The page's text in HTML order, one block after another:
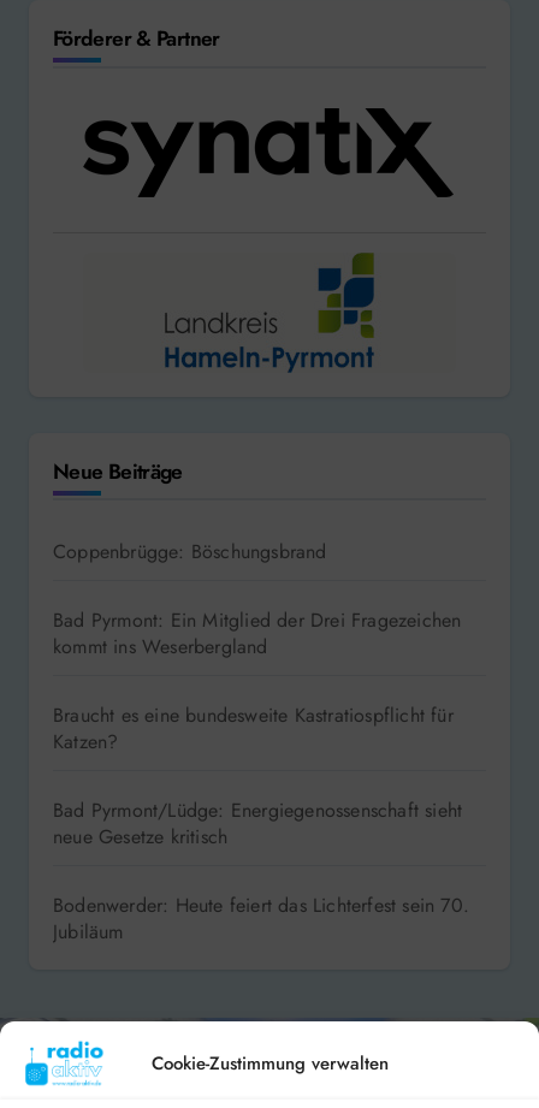
Cookie-Zustimmung verwalten
Förderer & Partner
Neue Beiträge
Coppenbrügge: Böschungsbrand
Bad Pyrmont: Ein Mitglied der Drei Fragezeichen
kommt ins Weserbergland
Braucht es eine bundesweite Kastratiospflicht für
Katzen?
Bad Pyrmont/Lüdge: Energiegenossenschaft sieht
neue Gesetze kritisch
Bodenwerder: Heute feiert das Lichterfest sein 70.
Jubiläum